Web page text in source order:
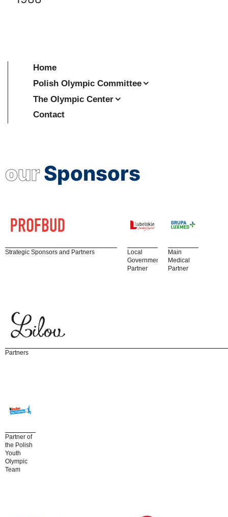
Home
Polish Olympic Committee
The Olympic Center
Contact
ourSponsors
Strategic Sponsors and Partners
Local
Government
Partner
Main
Medical
Partner
Partners
Partner of
the Polish
Youth
Olympic
Team